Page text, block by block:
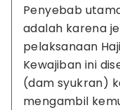
Penyebab
adalah karena
pelaksanaan
Kewajiban ini
(dam syukran)
mengambil